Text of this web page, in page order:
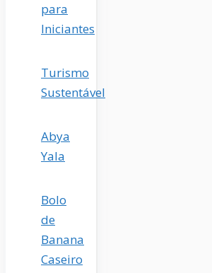
para
Iniciantes
Turismo
Sustentável
Abya
Yala
Bolo
de
Banana
Caseiro